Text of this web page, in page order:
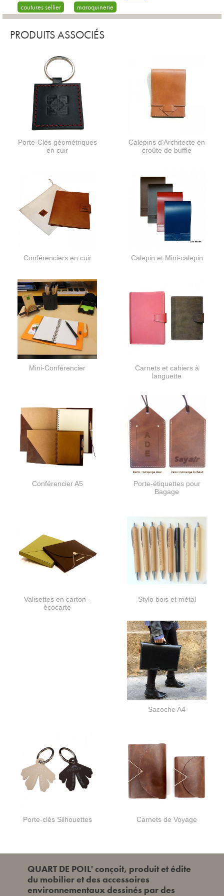
coutures sellier
maroquinerie
PRODUITS ASSOCIÉS
Porte-Clés géométriques
en cuir
Calepins d'Architecte en
croûte de buffle
Conférenciers en cuir Calepin et Mini-calepin
Mini-Conférencier
Carnets et cahiers à
languette
Conférencier A5
Porte-étiquettes pour
Bagage
Valisettes en carton -
écocarte
Stylo bois et métal
Sacoche A4
Porte-clés Silhouettes Carnets de Voyage
QUART DE POIL' conçoit, produit et édite
du mobilier et des accessoires
environnementaux dessinés par des